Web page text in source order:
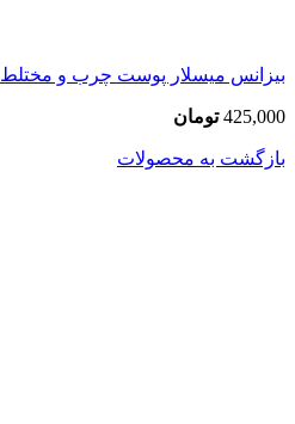
بیزانس میسلار پوست چرب و مختلط
425,000 تومان
بازگشت به محصولات